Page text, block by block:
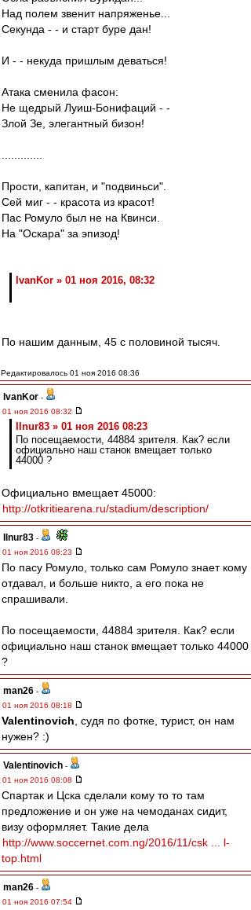
Над полем звенит напряженье...
Секунда - - и старт буре дан!
И - - некуда пришлым деваться!
Атака сменила фасон:
Не щедрый Луиш-Бонифаций - -
Злой Зе, элегантный бизон!
Прости, капитан, и "подвиньси".
Сей миг - - красота из красот!
Пас Ромуло был не на Квинси.
На "Оскара" за эпизод!
IvanKor » 01 ноя 2016, 08:32
По нашим данным, 45 с половиной тысяч.
Редактировалось 01 ноя 2016 08:36
IvanKor -
01 ноя 2016 08:32
Ilnur83 » 01 ноя 2016 08:23
По посещаемости, 44884 зрителя. Как? если
официально наш станок вмещает только
44000 ?
Официально вмещает 45000:
http://otkritiearena.ru/stadium/description/
Ilnur83 -
01 ноя 2016 08:23
По пасу Ромуло, только сам Ромуло знает кому
отдавал, и больше никто, а его пока не
спрашивали.
По посещаемости, 44884 зрителя. Как? если
официально наш станок вмещает только 44000
?
man26 -
01 ноя 2016 08:18
Valentinovich , судя по фотке, турист, он нам
нужен? :)
Valentinovich -
01 ноя 2016 08:08
Спартак и Цска сделали кому то то там
предложение и он уже на чемоданах сидит,
визу оформляет. Такие дела
http://www.soccernet.com.ng/2016/11/csk ... l-
top.html
man26 -
01 ноя 2016 07:54